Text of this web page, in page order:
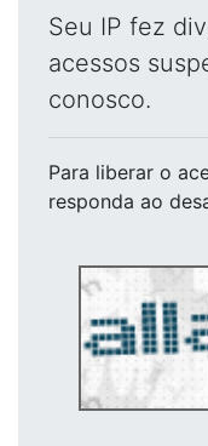
Seu IP fez
acessos
conosco.
Para liberar o
responda ao